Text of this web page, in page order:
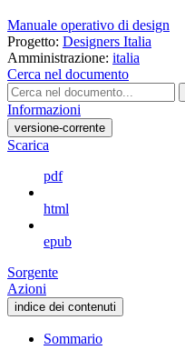
Manuale operativo di design
Progetto: Designers Italia
Amministrazione: italia
Cerca nel documento
Informazioni
versione-corrente
Scarica
pdf
html
epub
Sorgente
Azioni
indice dei contenuti
Sommario